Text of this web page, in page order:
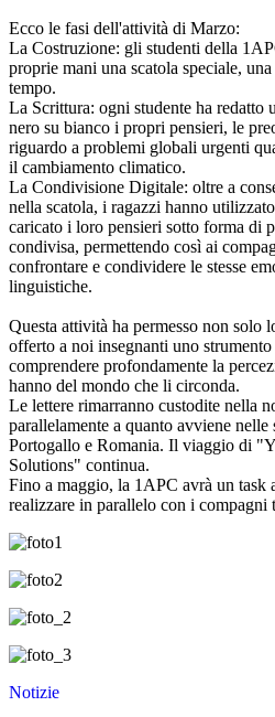
Ecco le fasi dell'attività di Marzo:
La Costruzione: gli studenti della
proprie mani una scatola speciale,
tempo.
La Scrittura: ogni studente ha redatto
nero su bianco i propri pensieri, le
riguardo a problemi globali urgenti
il cambiamento climatico.
La Condivisione Digitale: oltre a
nella scatola, i ragazzi hanno
caricato i loro pensieri sotto forma di
condivisa, permettendo così ai
confrontare e condividere le stesse
linguistiche.
Questa attività ha permesso non solo
offerto a noi insegnanti uno
comprendere profondamente la
hanno del mondo che li circonda.
Le lettere rimarranno custodite nella
parallelamente a quanto avviene
Portogallo e Romania. Il viaggio di
Solutions" continua.
Fino a maggio, la 1APC avrà un task
realizzare in parallelo con i compagni
Notizie